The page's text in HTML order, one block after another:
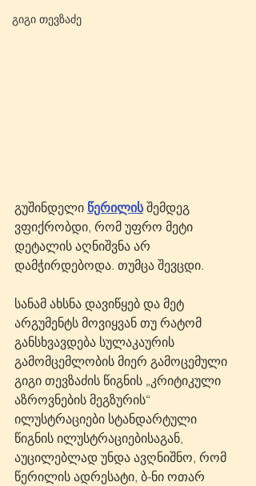
გიგი თევზაძე
გუშინდელი წერილის შემდეგ
ვფიქრობდი, რომ უფრო მეტი
დეტალის აღნიშვნა არ
დამჭირდებოდა. თუმცა შევცდი.
სანამ ახსნა დავიწყებ და მეტ
არგუმენტს მოვიყვან თუ რატომ
განსხვავდება სულაკაურის
გამომცემლობის მიერ გამოცემული
გიგი თევზაძის წიგნის „კრიტიკული
აზროვნების მეგზურის“
ილუსტრაციები სტანდარტული
წიგნის ილუსტრაციებისაგან,
აუცილებლად უნდა ავღნიშნო, რომ
წერილის ადრესატი, ბ-ნი ოთარ